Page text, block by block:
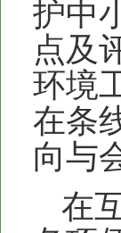
护中
点及
环境
在条
向与
在